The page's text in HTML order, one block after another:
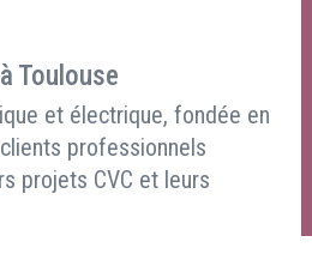
Toulouse
et électrique, fondée en
professionnels
projets CVC et leurs